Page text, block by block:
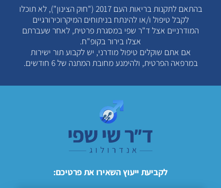
בהתאם לתקנות בריאות העם 2017 ("חוק הצינון"), לא תוכלו
לקבל טיפול ו/או להינתח בניתוחים המיקרוכירורגיים
המודרניים אצל ד"ר שפי במסגרת פרטית, לאחר שעברתם
אצלו בירור בקופ"ח.
אם אתם שוקלים טיפול מודרני, יש לקבוע תור ישירות
במרפאה הפרטית, ולהימנע מחובת המתנה של 6 חודשים.
לקביעת ייעוץ השאירו את פרטיכם: